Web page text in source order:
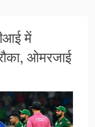
में
ओमरजाई